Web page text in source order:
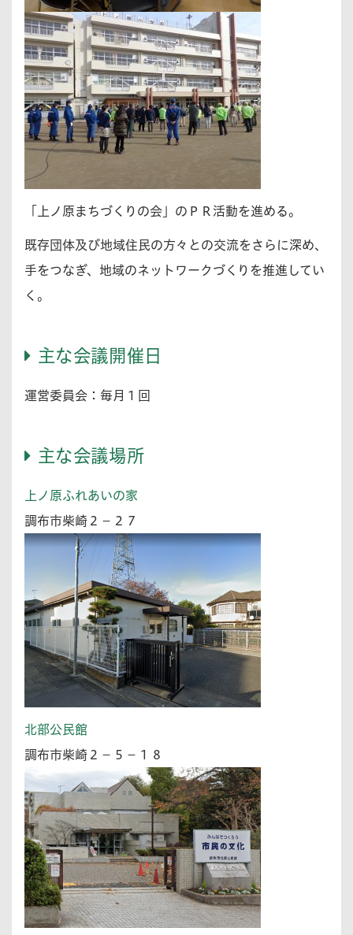
「上ノ原まちづくりの会」のＰＲ活動を進める。
既存団体及び地域住民の方々との交流をさらに深め、
手をつなぎ、地域のネットワークづくりを推進してい
く。
主な会議開催日
運営委員会：毎月１回
主な会議場所
上ノ原ふれあいの家
調布市柴崎２－２７
北部公民館
調布市柴崎２－５−１８